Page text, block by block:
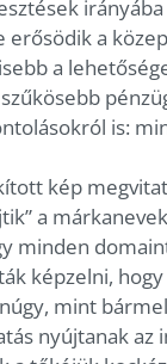
a
a
is:
kép
a
minden
képzelni,
mint
nyújtanak